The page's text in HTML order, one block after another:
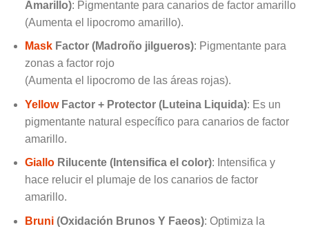
Amarillo): Pigmentante para canarios de factor amarillo
(Aumenta el lipocromo amarillo).
Mask Factor (Madroño jilgueros): Pigmentante para
zonas a factor rojo
(Aumenta el lipocromo de las áreas rojas).
Yellow Factor + Protector (Luteina Liquida): Es un
pigmentante natural específico para canarios de factor
amarillo.
Giallo Rilucente (Intensifica el color): Intensifica y
hace relucir el plumaje de los canarios de factor
amarillo.
Bruni (Oxidación Brunos Y Faeos): Optimiza la